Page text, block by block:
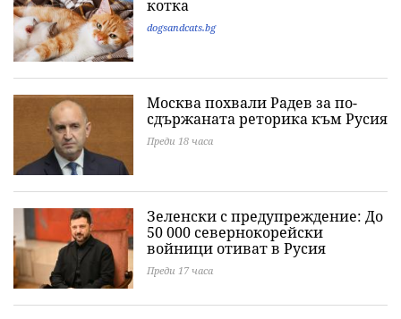
котка
dogsandcats.bg
Москва похвали Радев за по-
сдържаната реторика към Русия
Преди 18 часа
Зеленски с предупреждение: До
50 000 севернокорейски
войници отиват в Русия
Преди 17 часа